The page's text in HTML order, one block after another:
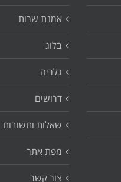
אמנת שרות
בלוג
גלריה
דרושים
שאלות ותשובות
מפת אתר
צור קשר